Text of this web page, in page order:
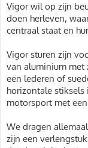
Vigor wil op zijn
doen herleven,
centraal staat en
Vigor sturen zijn
van aluminium met
een lederen of
horizontale stiksels
motorsport met
We dragen
zijn een